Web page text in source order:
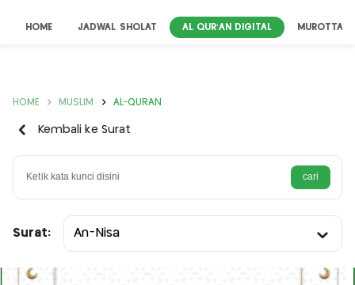
HOME JADWAL SHOLAT AL QUR'AN DIGITAL MUROTTAL
HOME MUSLIM AL-QURAN
Kembali ke Surat
Surat: An-Nisa